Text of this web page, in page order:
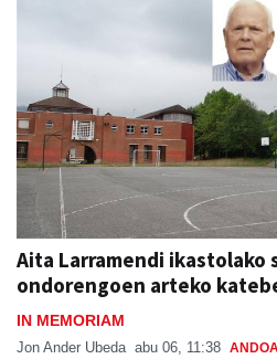
Aita Larramendi ikastolako
ondorengoen arteko
IN MEMORIAM
Jon Ander Ubeda abu 06, 11:38